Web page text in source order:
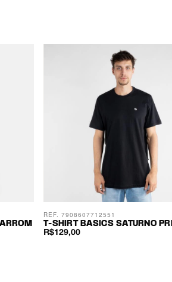
T-SHIRT BASICS SATURNO
R$129,00
REF. 7908607712551